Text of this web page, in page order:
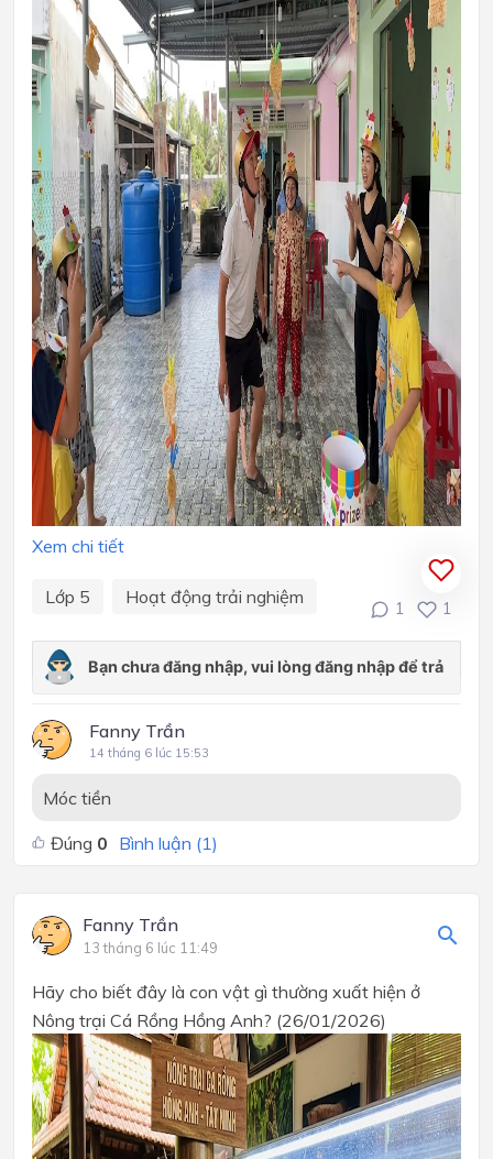
Xem chi tiết
Lớp 5 Hoạt động trải nghiệm
1 1
Fanny Trần
14 tháng 6 lúc 15:53
Móc tiền
Đúng 0 Bình luận (1)
Fanny Trần
13 tháng 6 lúc 11:49
Hãy cho biết đây là con vật gì thường xuất hiện ở
Nông trại Cá Rồng Hồng Anh? (26/01/2026)